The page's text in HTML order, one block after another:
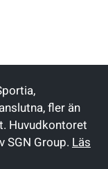
fler än
Huvudkontoret
SGN Group. Läs